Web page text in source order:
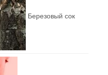
Березовый сок